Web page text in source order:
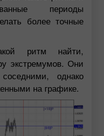
периоды
более точные
ритм найти,
экстремумов. Они
однако
на графике.